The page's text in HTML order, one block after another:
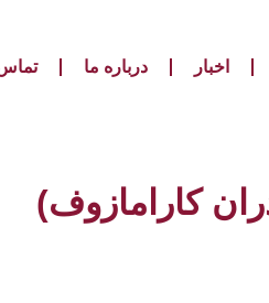
اخبار درباره ما تماس
کارامازوف)